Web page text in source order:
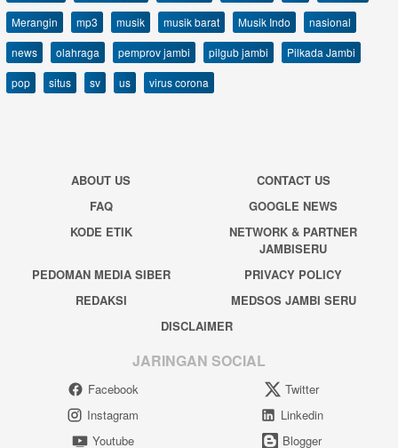
Merangin
mp3 musik musik barat Musik Indo
nasional
news
olahraga pemprov jambi pilgub jambi
Pilkada Jambi
pop
situs sv us virus corona
ABOUT US
CONTACT US
FAQ
GOOGLE NEWS
KODE ETIK
NETWORK & PARTNER
JAMBISERU
PEDOMAN MEDIA SIBER
PRIVACY POLICY
REDAKSI
MEDSOS JAMBI SERU
DISCLAIMER
JARINGAN SOCIAL
Facebook
Twitter
Instagram
Linkedin
Youtube
Blogger